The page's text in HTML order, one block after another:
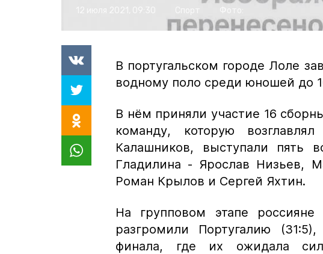
В португальском городе Лоле
водному поло среди юношей до
В нём приняли участие 16
команду, которую
Калашников, выступали пять
Гладилина - Ярослав Низьев,
Роман Крылов и Сергей Яхтин.
На групповом этапе
разгромили Португалию
финала, где их ожидала